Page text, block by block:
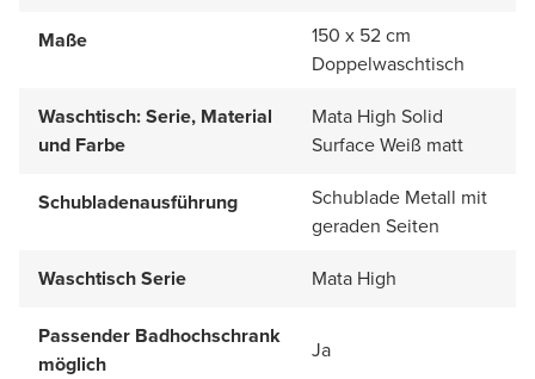
Maße
150 x 52 cm
Doppelwaschtisch
Waschtisch: Serie, Material
und Farbe
Mata High Solid
Surface Weiß matt
Schubladenausführung
Schublade Metall mit
geraden Seiten
Waschtisch Serie
Mata High
Passender Badhochschrank
möglich
Ja